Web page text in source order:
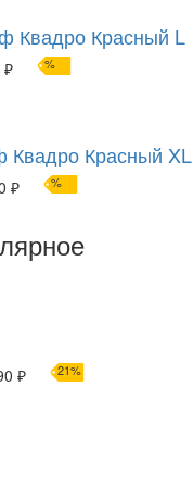
Квадро Красный L
₽ %
Квадро Красный XL
₽ %
₽ 21%